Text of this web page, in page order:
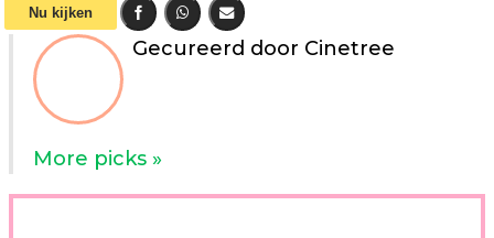
Nu kijken
Gecureerd door Cinetree
More picks